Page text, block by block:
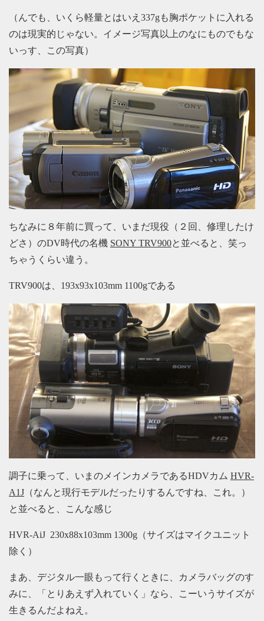
（んでも、いくら軽量とはいえ337gも胸ポケットに入れる
のは現実的じゃない。イメージ写真以上のなにものでもな
いっす、この写真）
ちなみに８年前に買って、いまだ現役（２回、修理したけ
どさ）のDV時代の名機 SONY TRV900と並べると、笑っ
ちゃうくらい違う。
TRV900は、193x93x103mm 1100gである
調子に乗って、いまのメインカメラであるHDVカム HVR-
A1J （なんと現行モデルだったりするんですね、これ。）
と並べると、こんな感じ
HVR-AiJ 230x88x103mm 1300g（サイズはマイクユニット
除く）
まあ、デジタル一眼もって行くときに、カメラバッグのす
みに、「とりあえず入れていく」なら、こーいうサイズが
生きるんだよねえ。